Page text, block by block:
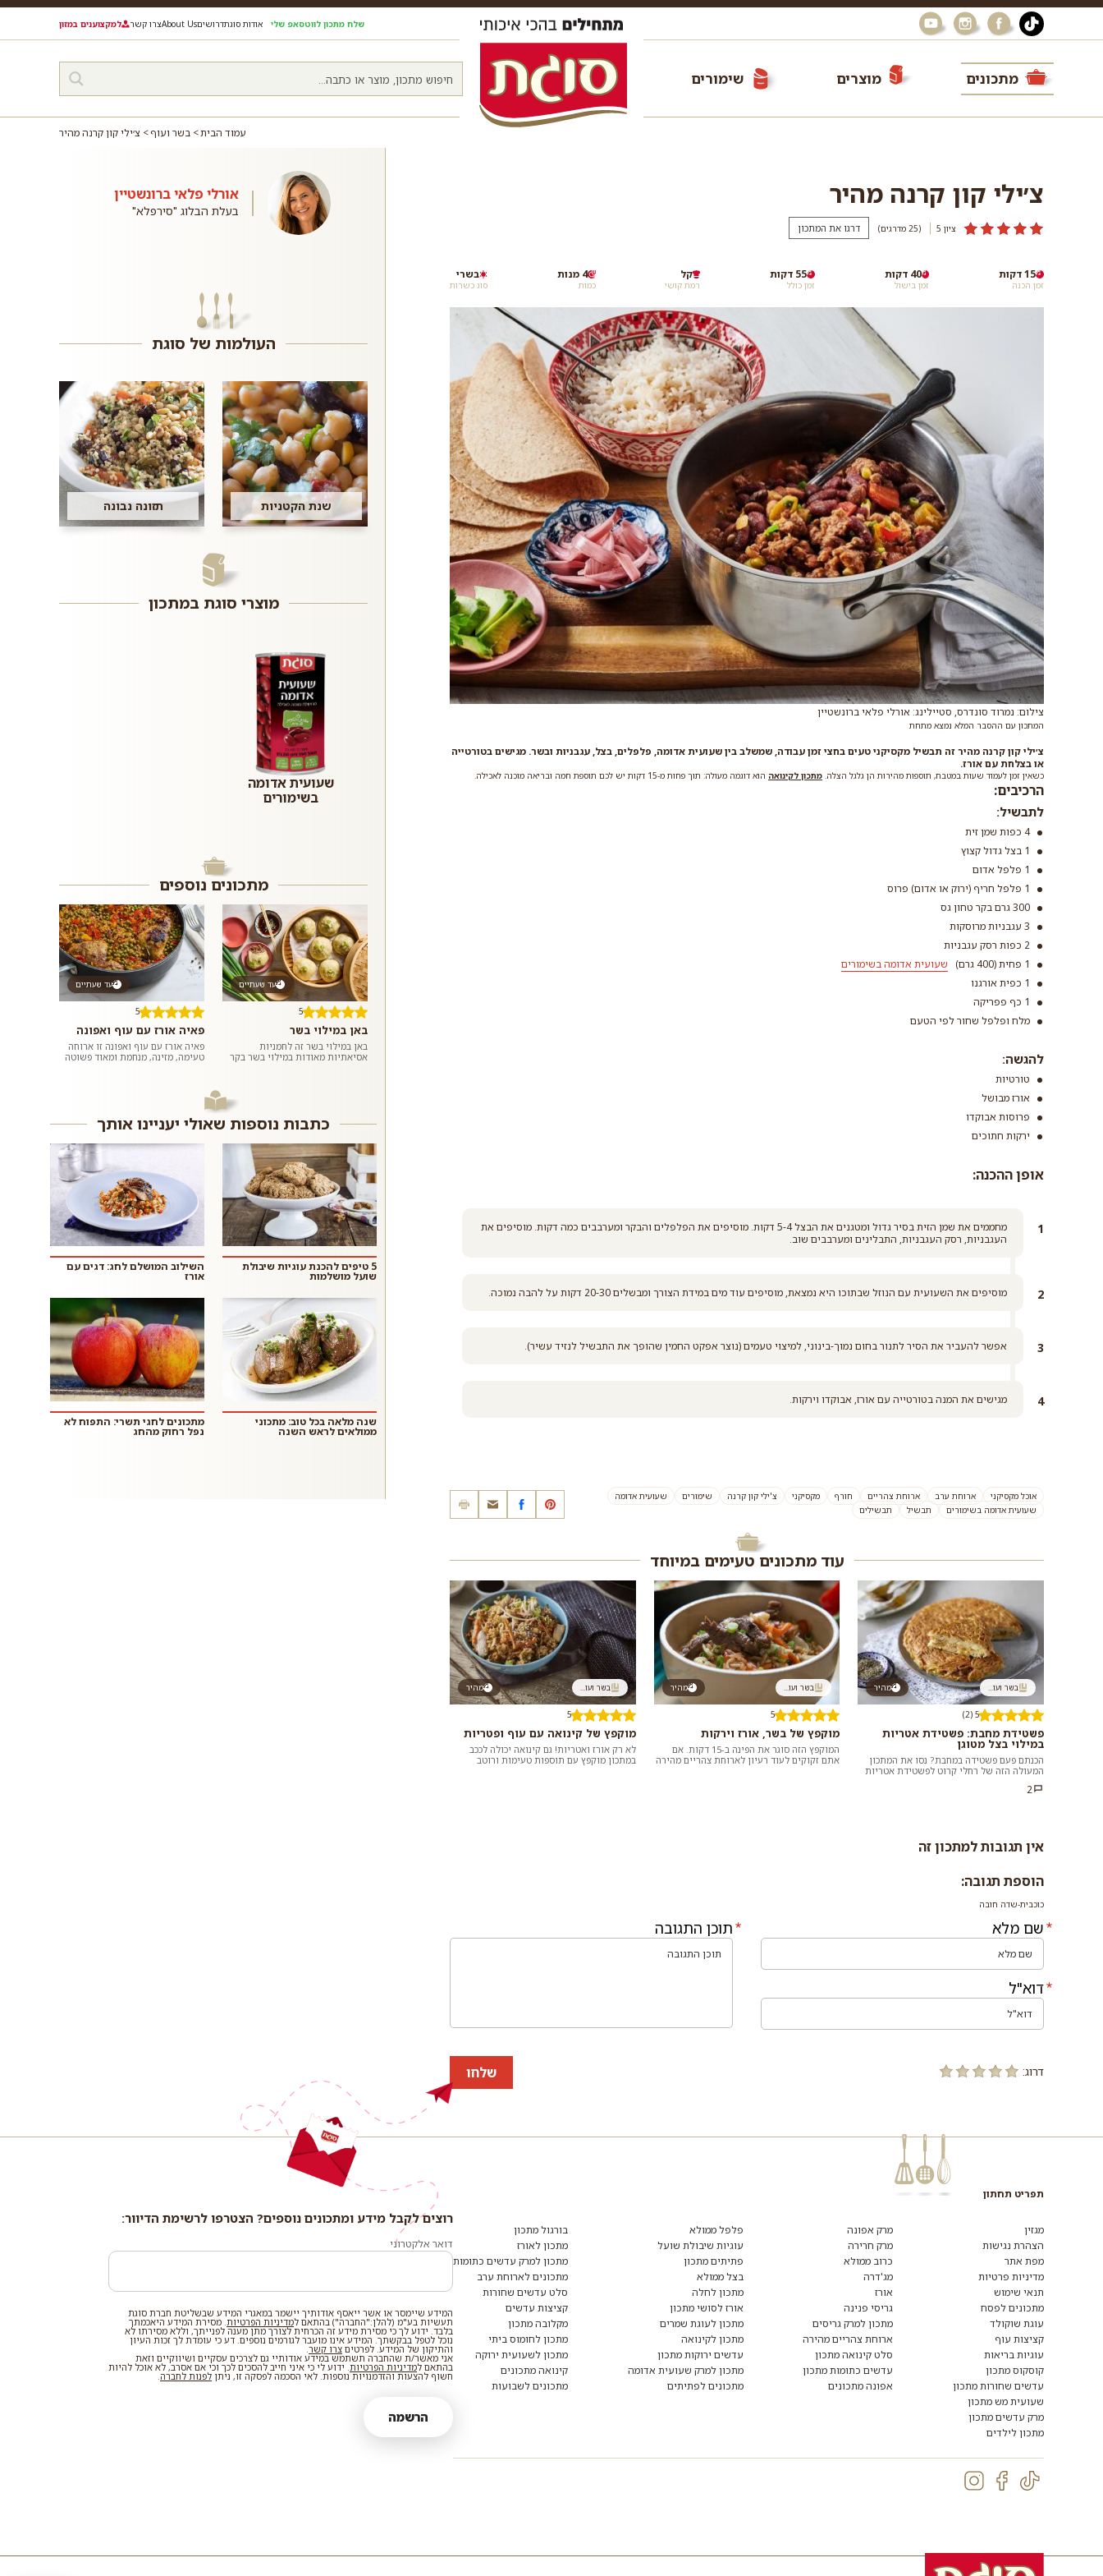
שלח מתכון לווטסאפ שלי אודות סוגתדרושיםAbout Usצרו קשר למקצוענים במזון
מתכונים מוצרים שימורים
עמוד הבית בשר ועוף צ׳ילי קון קרנה מהיר
צ׳ילי קון קרנה מהיר
ציון 5 (25 מדרגים) דרגו את המתכון
זמן הכנה
15 דקות
זמן בישול
40 דקות
זמן כולל
55 דקות
רמת קושי
קל
כמות
4 מנות
סוג כשרות
בשרי
צילום: נמרוד סונדרס, סטיילינג: אורלי פלאי ברונשטיין
המתכון עם ההסבר המלא נמצא מתחת
צ׳ילי קון קרנה מהיר זה תבשיל מקסיקני טעים בחצי זמן עבודה, שמשלב בין שעועית אדומה, פלפלים, בצל, עגבניות ובשר. מגישים בטורטייה
או בצלחת עם אורז.
כשאין זמן לעמוד שעות במטבח, תוספות מהירות הן גלגל הצלה. מתכון לקינואה הוא דוגמה מעולה: תוך פחות מ-15 דקות יש לכם תוספת חמה ובריאה מוכנה לאכילה.
הרכיבים:
לתבשיל:
4 כפות שמן זית
1 בצל גדול קצוץ
1 פלפל אדום
1 פלפל חריף (ירוק או אדום) פרוס
300 גרם בקר טחון גס
3 עגבניות מרוסקות
2 כפות רסק עגבניות
1 פחית (400 גרם)
שעועית אדומה בשימורים
1 כפית אורגנו
1 כף פפריקה
מלח ופלפל שחור לפי הטעם
להגשה:
טורטיות
אורז מבושל
פרוסות אבוקדו
ירקות חתוכים
אופן ההכנה:
מחממים את שמן הזית בסיר גדול ומטגנים את הבצל 5-4 דקות. מוסיפים את הפלפלים והבקר ומערבבים כמה דקות. מוסיפים את
העגבניות, רסק העגבניות, התבלינים ומערבבים שוב.
מוסיפים את השעועית עם הנוזל שבתוכו היא נמצאת, מוסיפים עוד מים במידת הצורך ומבשלים 20-30 דקות על להבה נמוכה.
אפשר להעביר את הסיר לתנור בחום נמוך-בינוני, למיצוי טעמים (נוצר אפקט החמין שהופך את התבשיל לנזיד עשיר).
מגישים את המנה בטורטייה עם אורז, אבוקדו וירקות.
אוכל מקסיקני ארוחת ערב ארוחת צהריים חורף מקסיקני צ'ילי קון קרנה שימורים
שעועית אדומה
שעועית אדומה בשימורים
תבשיל תבשילים
עוד מתכונים טעימים במיוחד
מהיר בשר ועו...
5 (2)
פשטידת מחבת: פשטידת אטריות
במילוי בצל מטוגן
הכנתם פעם פשטידה במחבת? נסו את המתכון
המעולה הזה של רחלי קרוט לפשטידת אטריות
ירק...
2
מהיר בשר ועו...
5
מוקפץ של בשר, אורז וירקות
המוקפץ הזה סוגר את הפינה ב-15 דקות. אם
אתם זקוקים לעוד רעיון לארוחת צהריים מהירה
מהיר בשר ועו...
5
מוקפץ של קינואה עם עוף ופטריות
לא רק אורז ואטריות! גם קינואה יכולה לככב
במתכון מוקפץ עם תוספות טעימות ורוטב
אין תגובות למתכון זה
הוספת תגובה:
כוכבית-שדה חובה
שם מלא
דוא"ל
תוכן התגובה
דרוג: שלחו
אורלי פלאי ברונשטיין
בעלת הבלוג "סירפלא"
העולמות של סוגת
שנת הקטניות תזונה נבונה
מוצרי סוגת במתכון
שעועית אדומה
בשימורים
מתכונים נוספים
עד שעתיים
5
באן במילוי בשר
באן במילוי בשר זה לחמניות
אסיאתיות מאודות במילוי בשר בקר
עד שעתיים
5
פאיה אורז עם עוף ואפונה
פאיה אורז עם עוף ואפונה זו ארוחה
טעימה, מזינה, מנחמת ומאוד פשוטה
כתבות נוספות שאולי יעניינו אותך
5 טיפים להכנת עוגיות שיבולת
שועל מושלמות
השילוב המושלם לחג: דגים עם
אורז
שנה מלאה בכל טוב: מתכוני
ממולאים לראש השנה
מתכונים לחגי תשרי: התפוח לא
נפל רחוק מהחג
תפריט תחתון
מגזין
הצהרת נגישות
מפת אתר
מדיניות פרטיות
תנאי שימוש
מתכונים לפסח
עוגת שוקולד
קציצות עוף
עוגיות בריאות
קוסקוס מתכון
עדשים שחורות מתכון
שעועית מש מתכון
מרק עדשים מתכון
מתכון לילדים
מרק אפונה
מרק חרירה
כרוב ממולא
מג'דרה
אורז
גריסי פנינה
מתכון למרק גריסים
ארוחת צהריים מהירה
סלט קינואה מתכון
עדשים כתומות מתכון
אפונה מתכונים
פלפל ממולא
עוגיות שיבולת שועל
פתיתים מתכון
בצל ממולא
מתכון לחלה
אורז לסושי מתכון
מתכון לעוגת שמרים
מתכון לקינואה
עדשים ירוקות מתכון
מתכון למרק שעועית אדומה
מתכונים לפתיתים
בורגול מתכון
מתכון לאורז
מתכון למרק עדשים כתומות
מתכונים לארוחת ערב
סלט עדשים שחורות
קציצות עדשים
מקלובה מתכון
מתכון לחומוס ביתי
מתכון לשעועית ירוקה
קינואה מתכונים
מתכונים לשבועות
רוצים
מידע
ומתכונים
נוספים?
לרשימת
רוצים לקבל מידע ומתכונים נוספים? הצטרפו לרשימת הדיוור:
דואר אלקטרוני
המידע שיימסר או אשר ייאסף אודותיך יישמר במאגרי המידע שבשליטת חברת סוגת
תעשיות בע"מ (להלן:"החברה") בהתאם למדיניות הפרטיות . מסירת המידע היאכמתך
בלבד. ידוע לך כי מסירת מידע זה הכרחית לצורך מתן מענה לפנייתך, וללא מסירתו לא
נוכל לטפל בבקשתך. המידע אינו מועבר לגורמים נוספים. דע כי עומדת לך זכות העיון
והתיקון של המידע. לפרטים צרו קשר
אני מאשר/ת שהחברה תשתמש במידע אודותיי גם לצרכים עסקיים ושיווקיים וזאת
בהתאם למדיניות הפרטיות . ידוע לי כי איני חייב להסכים לכך וכי אם אסרב, לא אוכל להיות
חשוף להצעות והזדמנויות נוספות. לאי הסכמה לפסקה זו, ניתן לפנות לחברה
הרשמה